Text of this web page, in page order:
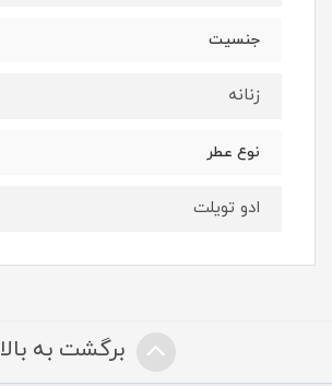
جنسیت
زنانه
نوع عطر
ادو تویلت
برگشت به بالا